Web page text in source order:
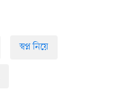
স্বপ্ন নিয়ে